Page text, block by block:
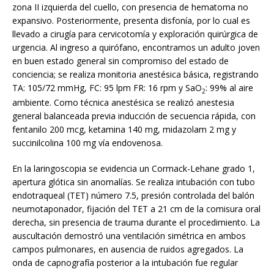
zona II izquierda del cuello, con presencia de hematoma no
expansivo. Posteriormente, presenta disfonía, por lo cual es
llevado a cirugía para cervicotomía y exploración quirúrgica de
urgencia. Al ingreso a quirófano, encontramos un adulto joven
en buen estado general sin compromiso del estado de
conciencia; se realiza monitoria anestésica básica, registrando
TA: 105/72 mmHg, FC: 95 lpm FR: 16 rpm y SaO2: 99% al aire
ambiente. Como técnica anestésica se realizó anestesia
general balanceada previa inducción de secuencia rápida, con
fentanilo 200 mcg, ketamina 140 mg, midazolam 2 mg y
succinilcolina 100 mg vía endovenosa.
En la laringoscopia se evidencia un Cormack-Lehane grado 1,
apertura glótica sin anomalías. Se realiza intubación con tubo
endotraqueal (TET) número 7.5, presión controlada del balón
neumotaponador, fijación del TET a 21 cm de la comisura oral
derecha, sin presencia de trauma durante el procedimiento. La
auscultación demostró una ventilación simétrica en ambos
campos pulmonares, en ausencia de ruidos agregados. La
onda de capnografía posterior a la intubación fue regular